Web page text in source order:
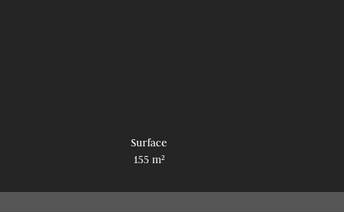
Surface
155 m²